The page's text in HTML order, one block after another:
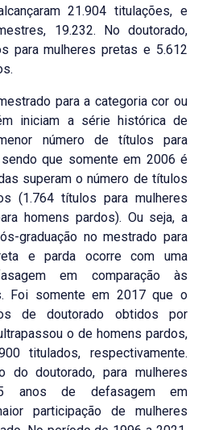
21.904 titulações, e
19.232. No doutorado,
para mulheres pretas e 5.612
para a categoria cor ou
iniciam a série histórica de
número de títulos para
que somente em 2006 é
superam o número de títulos
(1.764 títulos para mulheres
homens pardos). Ou seja, a
graduação no mestrado para
e parda ocorre com uma
em comparação às
Foi somente em 2017 que o
de doutorado obtidos por
o de homens pardos,
titulados, respectivamente.
do doutorado, para mulheres
anos de defasagem em
participação de mulheres